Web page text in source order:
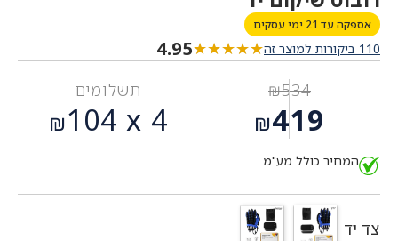
אספקה עד 21 ימי עסקים
110 ביקורות למוצר זה ★★★★★
★★★★★
4.95
₪534
המחיר
המקורי
היה:
₪419
הנוכחי
הוא:
₪419.
תשלומים
4 x
₪104
המחיר כולל מע"מ.
צד יד